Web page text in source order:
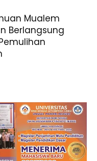
Mualem
Berlangsung